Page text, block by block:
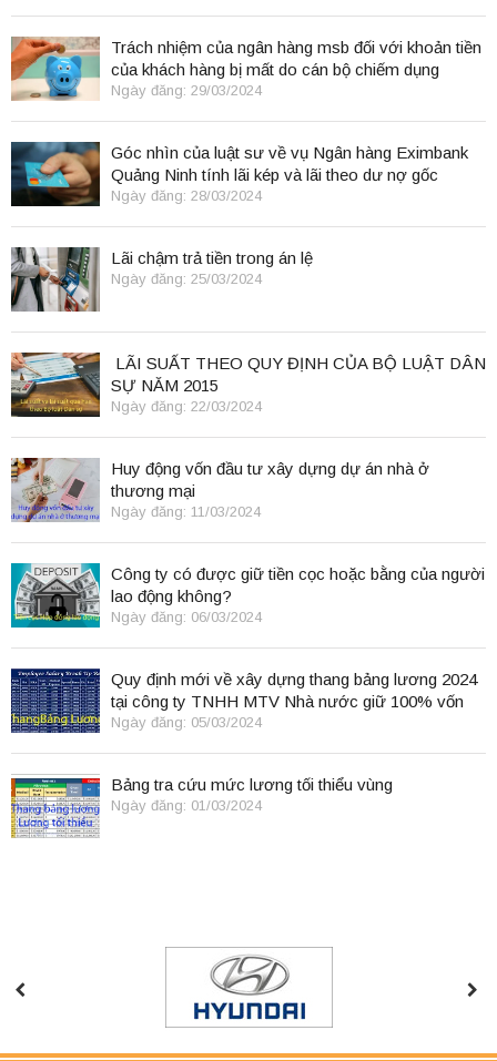
Trách nhiệm của ngân hàng msb đối với khoản tiền
của khách hàng bị mất do cán bộ chiếm dụng
Ngày đăng: 29/03/2024
Góc nhìn của luật sư về vụ Ngân hàng Eximbank
Quảng Ninh tính lãi kép và lãi theo dư nợ gốc
Ngày đăng: 28/03/2024
Lãi chậm trả tiền trong án lệ
Ngày đăng: 25/03/2024
LÃI SUẤT THEO QUY ĐỊNH CỦA BỘ LUẬT DÂN
SỰ NĂM 2015
Ngày đăng: 22/03/2024
Huy động vốn đầu tư xây dựng dự án nhà ở
thương mại
Ngày đăng: 11/03/2024
Công ty có được giữ tiền cọc hoặc bằng của người
lao động không?
Ngày đăng: 06/03/2024
Quy định mới về xây dựng thang bảng lương 2024
tại công ty TNHH MTV Nhà nước giữ 100% vốn
điều lệ
Ngày đăng: 05/03/2024
Bảng tra cứu mức lương tối thiểu vùng
Ngày đăng: 01/03/2024